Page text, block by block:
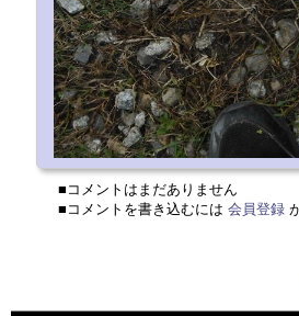
■コメントはまだありません
■コメントを書き込むには 会員登録